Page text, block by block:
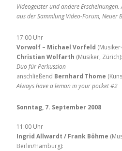
Videogeister und andere
aus der Sammlung Video-Forum, Neuer
17:00 Uhr
Vorwolf – Michael Vorfeld
Christian Wolfarth (Musiker, Zürich):
Duo für Perkussion
anschließend Bernhard Thome
Always have a lemon in your pocket #2
Sonntag, 7. September 2008
11:00 Uhr
Ingrid Allwardt / Frank Böhme
Berlin/Hamburg):